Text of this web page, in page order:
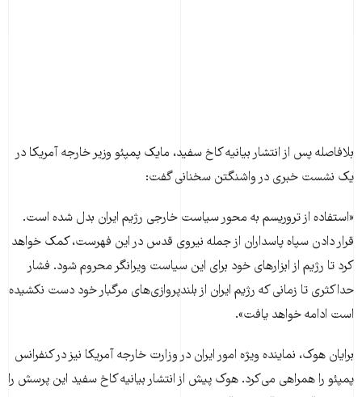
بلافاصله پس از انتشار بیانیه کاخ سفید، مایک پمپئو وزیر خارجه آمریکا در
یک نشست خبری در واشنگتن سخنانی گفت:
«استفاده از تروریسم به محور سیاست خارجی رژیم ایران بدل شده است.
قرار دادن سپاه پاسداران از جمله نیروی قدس در این فهرست، کمک خواهد
کرد تا رژیم از ابزارهای خود برای این سیاست ویرانگر محروم شود. فشار
حداکثری تا زمانی که رژیم ایران از بلندپروازی‌های مرگبار خود دست نکشیده
است ادامه خواهد یافت».
برایان هوک، نماینده ویژه امور ایران در وزارت خارجه آمریکا نیز در کنفرانس
پمپئو را همراهی می‌کرد. هوک پیش از انتشار بیانیه کاخ سفید این پرسش را